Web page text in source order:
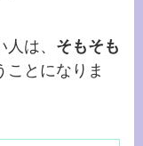
は、 そもそも
ことになりま